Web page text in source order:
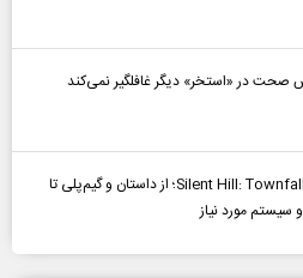
در «استخر» دیگر غافلگیر نمی‌کند
بررسی بازی Silent Hill: Townfall؛ از داستان و گیم‌پلی تا
سیستم مورد نیاز